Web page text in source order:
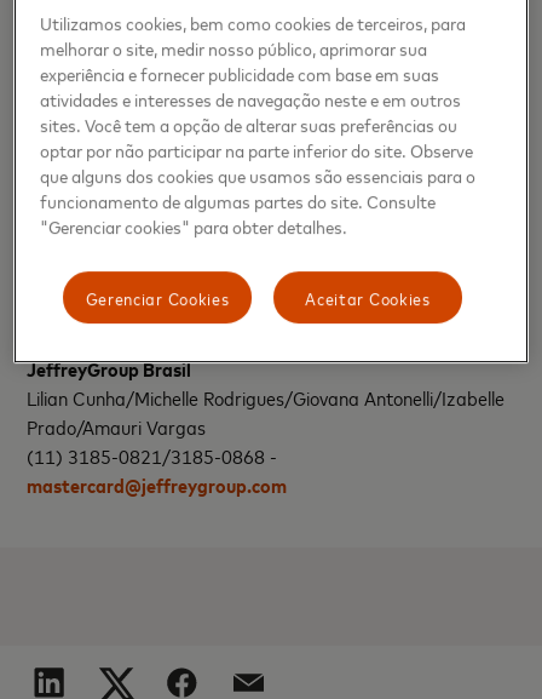
estabelecimentos comerciais, governos e empresas em
mais de 210 países e territórios. Os produtos e soluções
da Mastercard tornam as atividades diárias – tais como:
fazer compras, viajar, administrar um negócio e gerir as
finanças – mais fáceis, seguras e eficientes para todos.
Siga-nos no Twitter@MastercardNews, participe das
discussões no blogBeyondtheTransactioneinscreva-se
para receber as últimas notícias por meio do
JeffreyGroup Brasil
Lilian Cunha/Michelle Rodrigues/Giovana Antonelli/Izabelle
Prado/Amauri Vargas
(11) 3185-0821/3185-0868 -
mastercard@jeffreygroup.com
Utilizamos cookies, bem como cookies de terceiros, para
melhorar o site, medir nosso público, aprimorar sua
experiência e fornecer publicidade com base em suas
atividades e interesses de navegação neste e em outros
sites. Você tem a opção de alterar suas preferências ou
optar por não participar na parte inferior do site. Observe
que alguns dos cookies que usamos são essenciais para o
funcionamento de algumas partes do site. Consulte
"Gerenciar cookies" para obter detalhes.
Aceitar Cookies
Gerenciar Cookies